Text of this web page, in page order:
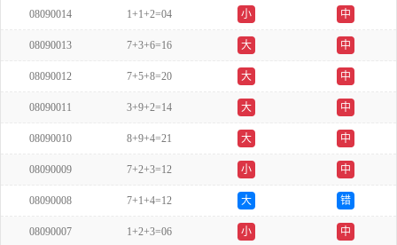
08090014 1+1+2=04 小 中
08090013 7+3+6=16 大 中
08090012 7+5+8=20 大 中
08090011 3+9+2=14 大 中
08090010 8+9+4=21 大 中
08090009 7+2+3=12 小 中
08090008 7+1+4=12 大 错
08090007 1+2+3=06 小 中